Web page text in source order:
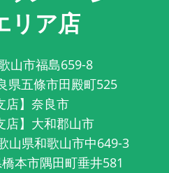
リア店
山市福島659-8
県五條市田殿町525
店】奈良市
店】大和郡山市
山県和歌山市中649-3
橋本市隅田町垂井581